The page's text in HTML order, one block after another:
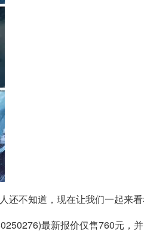
还不知道，现在让我们一起来看
最新报价仅售760元，